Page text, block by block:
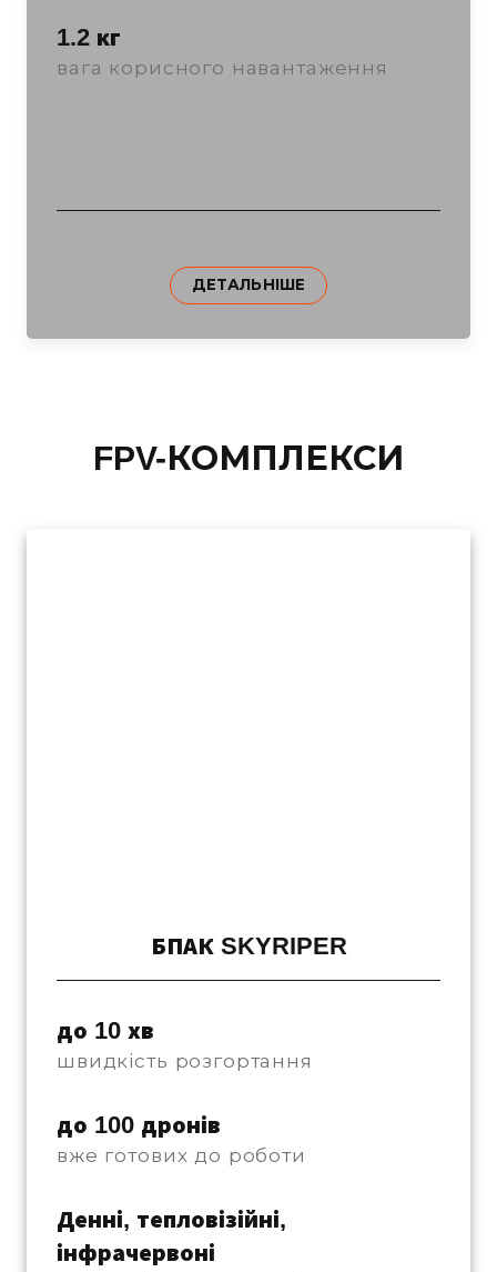
1.2 кг
вага корисного навантаження
ДЕТАЛЬНІШЕ
FPV-КОМПЛЕКСИ
БПАК SKYRIPER
до 10 хв
швидкість розгортання
до 100 дронів
вже готових до роботи
Денні, тепловізійні,
інфрачервоні